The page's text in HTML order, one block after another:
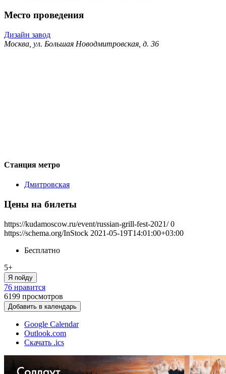
Место проведения
Дизайн завод
Москва, ул. Большая Новодмитровская, д. 36
Станция метро
Дмитровская
Цены на билеты
https://kudamoscow.ru/event/russian-grill-fest-2021/ 0
https://schema.org/InStock 2021-05-19T14:01:00+03:00
Бесплатно
5+
Я пойду
76 нравится
6199 просмотров
Добавить в календарь
Google Calendar
Outlook.com
Скачать .ics